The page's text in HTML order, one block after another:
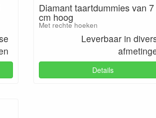
Diamant taartdummies van 7
cm hoog
Met rechte hoeken
Leverbaar in
Details